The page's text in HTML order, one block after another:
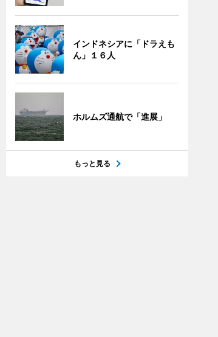
インドネシアに「ドラえも
ん」１６人
ホルムズ通航で「進展」
もっと見る